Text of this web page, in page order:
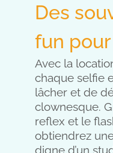
Des
fun
Avec la
chaque selfie
lâcher et de
clownesque.
reflex et le
obtiendrez
digne d’un